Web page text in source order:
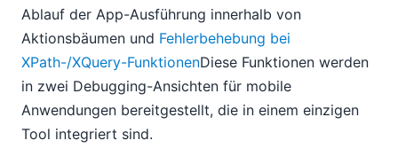
Ablauf der App-Ausführung innerhalb von
Aktionsbäumen und Fehlerbehebung bei
XPath-/XQuery-FunktionenDiese Funktionen werden
in zwei Debugging-Ansichten für mobile
Anwendungen bereitgestellt, die in einem einzigen
Tool integriert sind.